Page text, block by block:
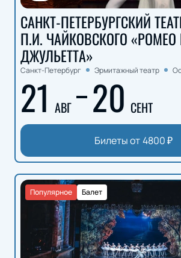
САНКТ-ПЕТЕРБУРГСКИЙ
П.И. ЧАЙКОВСКОГО «РОМЕО
ДЖУЛЬЕТТА»
Санкт-Петербург Эрмитажный театр
21 АВГ 20 СЕНТ
Билеты от4800₽
Балет
Популярное